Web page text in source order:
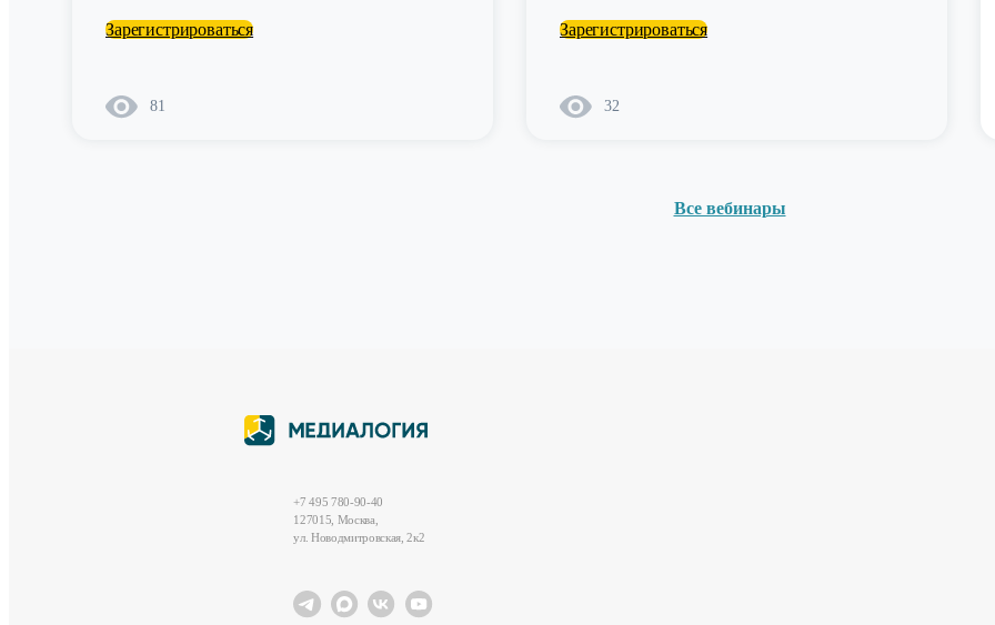
Зарегистрироваться
81
Зарегистрироваться
32
Все вебинары
+7 495 780-90-40
127015, Москва,
ул. Новодмитровская, 2к2